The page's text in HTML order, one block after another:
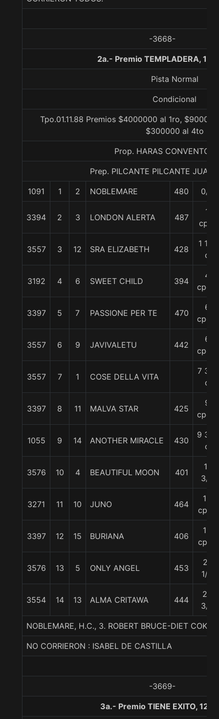
-3668-
2a.- Premio TEMPLADERA,
Pista Normal
Condicional
Tpo.01.11.88 Premios $4000000 al 1ro,
$300000 al 4to
Prop. HARAS CONVENTO
Prep. PILCANTE PILCANTE JUAN
1091 1 2 NOBLEMARE 480 0/0
3394 2 3 LONDON ALERTA 487
1
cpo.
3557 3 12 SRA ELIZABETH 428
1 1/2
c
3192 4 6 SWEET CHILD 394
4
cpos.
3397 5 7 PASSIONE PER TE 470
6
cpos.
3557 6 9 JAVIVALETU 442
6
cpos.
3557 7 1 COSE DELLA VITA
7 3/4
c
3397 8 11 MALVA STAR 425
9
cpos.
1055 9 14 ANOTHER MIRACLE 430
9 3/4
c
3576 10 4 BEAUTIFUL MOON 401
11
3/4
3271 11 10 JUNO 464
12
cpos
3397 12 15 BURIANA 406
12
cpos
3576 13 5 ONLY ANGEL 453
21
1/2
3554 14 13 ALMA CRITAWA 444
24
3/4
NOBLEMARE, H.C., 3. ROBERT BRUCE-DIET COKE-
NO CORRIERON : ISABEL DE CASTILLA
-3669-
3a.- Premio TIENE EXITO,